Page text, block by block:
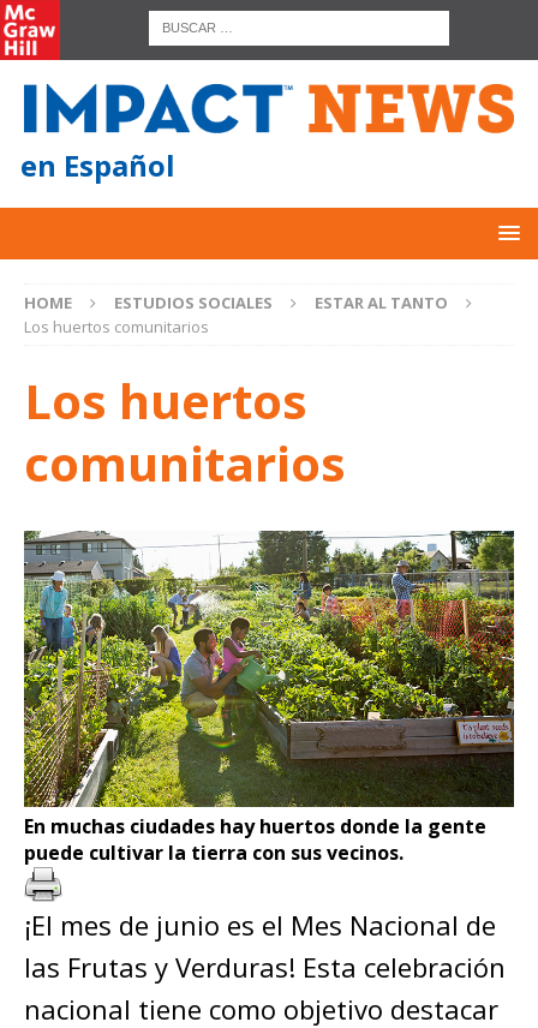
en Español
HOME ESTUDIOS SOCIALES
ESTAR AL TANTO
Los huertos comunitarios
Los huertos
comunitarios
En muchas ciudades hay huertos donde la gente
puede cultivar la tierra con sus vecinos.
¡El mes de junio es el Mes Nacional de
las Frutas y Verduras! Esta celebración
nacional tiene como objetivo destacar